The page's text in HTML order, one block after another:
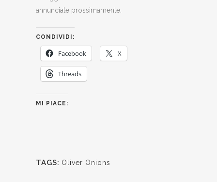
annunciate prossimamente.
CONDIVIDI:
Facebook X
Threads
MI PIACE:
TAGS: Oliver Onions